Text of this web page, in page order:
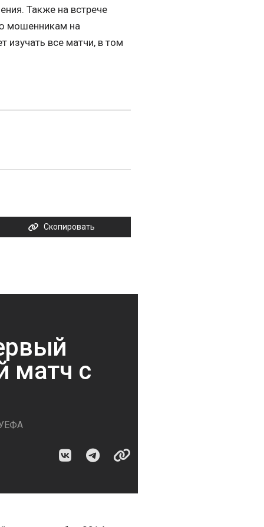
Также на встрече
мошенникам на
изучать все матчи, в том
Скопировать
матч с